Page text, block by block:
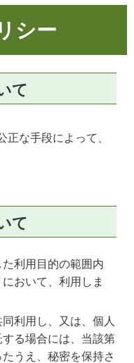
シー
て
正な手段によって、
て
利用目的の範囲内
おいて、利用しま
利用し、又は、個人
る場合には、当該第
うえ、秘密を保持さ